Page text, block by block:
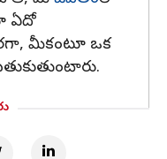
ఏదో
మీకంటూ ఒక